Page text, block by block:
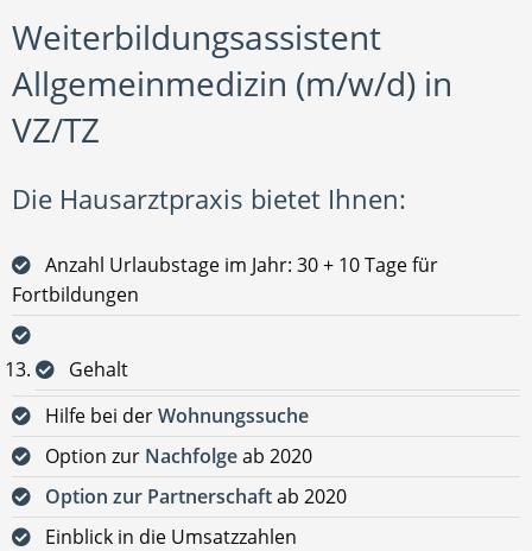
Weiterbildungsassistent
Allgemeinmedizin (m/w/d) in
VZ/TZ
Die Hausarztpraxis bietet Ihnen:
Anzahl Urlaubstage im Jahr: 30 + 10 Tage für
Fortbildungen
Gehalt
Hilfe bei derWohnungssuche
Option zur Nachfolgeab 2020
Option zur Partnerschaftab 2020
Einblick in die Umsatzzahlen